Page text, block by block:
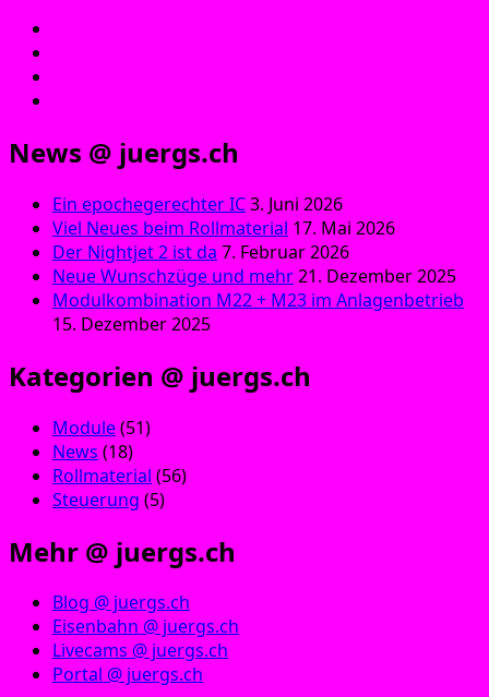
News @ juergs.ch
Ein epochegerechter IC3. Juni 2026
Viel Neues beim Rollmaterial 17. Mai 2026
Der Nightjet 2 ist da 7. Februar 2026
Neue Wunschzüge und mehr21. Dezember 2025
Modulkombination M22 + M23 im Anlagenbetrieb
15. Dezember 2025
Kategorien @ juergs.ch
Module(51)
News (18)
Rollmaterial (56)
Steuerung (5)
Mehr @ juergs.ch
Blog @ juergs.ch
Eisenbahn @ juergs.ch
Livecams @ juergs.ch
Portal @ juergs.ch